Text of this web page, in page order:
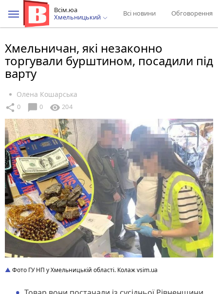
Всім.юа
Хмельницький
Всі новини Обговорення
Хмельничан, які незаконно
торгували бурштином, посадили під
варту
Олена Кошарська
share 0 chat_bubble 0 visibility 204
Фото ГУ НП у Хмельницькій області. Колаж vsim.ua